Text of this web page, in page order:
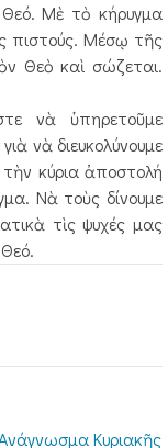
Μὲ τὸ κήρυγμα
πιστούς. Μέσῳ τῆς
Θεὸ καὶ σώζεται.
νὰ ὑπηρετοῦμε
νὰ διευκολύνουμε
κύρια ἀποστολή
Νὰ τοὺς δίνουμε
τὶς ψυχές μας
Κυριακῆς